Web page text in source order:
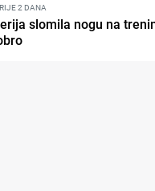
2 DANA
slomila nogu na